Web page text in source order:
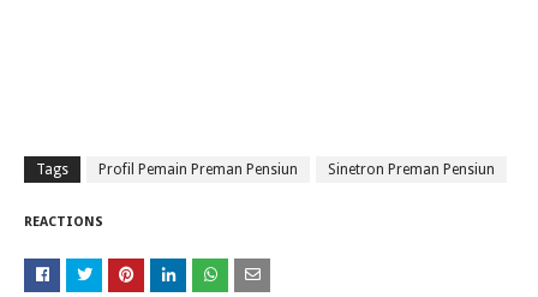
Tags Profil Pemain Preman Pensiun Sinetron Preman Pensiun
REACTIONS